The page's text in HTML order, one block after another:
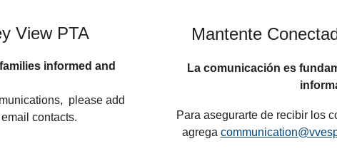
View PTA
informed and
please add
contacts.
Mantente
La comunicación es
Para asegurarte de recibir los
agrega